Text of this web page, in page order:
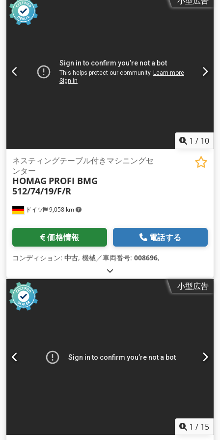
1 / 10
ドイツ 9,058 km
ネスティングテーブル付きマシニングセ
ンター
HOMAG PROFI BMG
512/74/19/F/R
価格情報 電話する
コンディション: 中古, 機械／車両番号: 008696,
小型広告
1 / 15